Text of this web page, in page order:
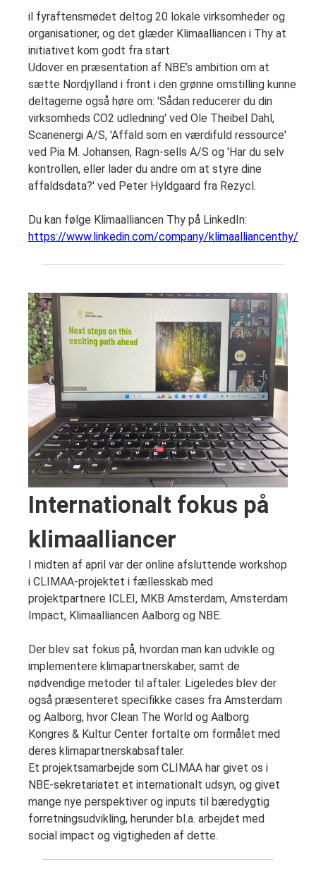
il fyraftensmødet deltog 20 lokale virksomheder og
organisationer, og det glæder Klimaalliancen i Thy at
initiativet kom godt fra start.
Udover en præsentation af NBE’s ambition om at
sætte Nordjylland i front i den grønne omstilling kunne
deltagerne også høre om: 'Sådan reducerer du din
virksomheds CO2 udledning' ved Ole Theibel Dahl,
Scanenergi A/S, 'Affald som en værdifuld ressource'
ved Pia M. Johansen, Ragn-sells A/S og 'Har du selv
kontrollen, eller lader du andre om at styre dine
affaldsdata?' ved Peter Hyldgaard fra Rezycl.
Du kan følge Klimaalliancen Thy på LinkedIn:
https://www.linkedin.com/company/klimaalliancenthy/
Internationalt fokus på
klimaalliancer
I midten af april var der online afsluttende workshop
i CLIMAA-projektet i fællesskab med
projektpartnere ICLEI, MKB Amsterdam, Amsterdam
Impact, Klimaalliancen Aalborg og NBE.
Der blev sat fokus på, hvordan man kan udvikle og
implementere klimapartnerskaber, samt de
nødvendige metoder til aftaler. Ligeledes blev der
også præsenteret specifikke cases fra Amsterdam
og Aalborg, hvor Clean The World og Aalborg
Kongres & Kultur Center fortalte om formålet med
deres klimapartnerskabsaftaler.
Et projektsamarbejde som CLIMAA har givet os i
NBE-sekretariatet et internationalt udsyn, og givet
mange nye perspektiver og inputs til bæredygtig
forretningsudvikling, herunder bl.a. arbejdet med
social impact og vigtigheden af dette.